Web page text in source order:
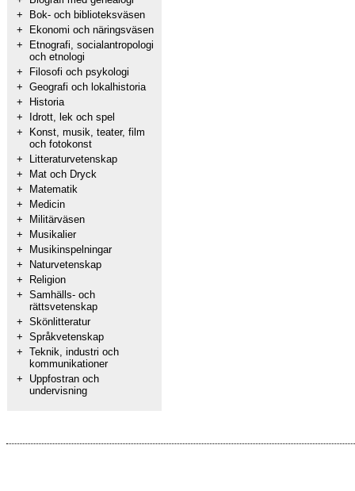
+
Bok- och biblioteksväsen
+
Ekonomi och näringsväsen
+
Etnografi, socialantropologi
och etnologi
+
Filosofi och psykologi
+ Geografi och lokalhistoria
+
Historia
+
Idrott, lek och spel
+
Konst, musik, teater, film
och fotokonst
+
Litteraturvetenskap
+
Mat och Dryck
+
Matematik
+
Medicin
+
Militärväsen
+
Musikalier
+
Musikinspelningar
+
Naturvetenskap
+
Religion
+ Samhälls- och
rättsvetenskap
+ Skönlitteratur
+ Språkvetenskap
+ Teknik, industri och
kommunikationer
+
Uppfostran och
undervisning